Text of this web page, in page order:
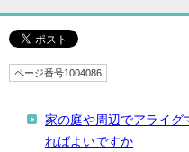
ページ番号1004086
家の庭や周辺でアライグ
ればよいですか